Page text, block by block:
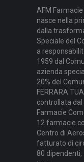
AFM
nasce nella
dalla
Speciale del
a
1959 dal
azienda
20% del
FERRARA
controllata dal
Farmacie
12 farmacie
Centro di
fatturato di
80